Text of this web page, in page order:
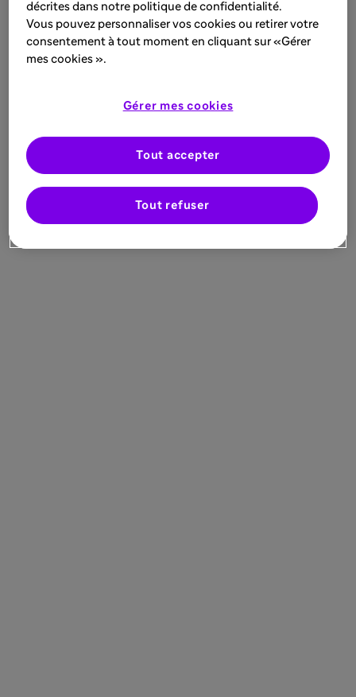
décrites dans notre politique de confidentialité.
Vous pouvez personnaliser vos cookies ou retirer votre
consentement à tout moment en cliquant sur «Gérer
mes cookies ».
Gérer mes cookies
Tout refuser
Tout accepter